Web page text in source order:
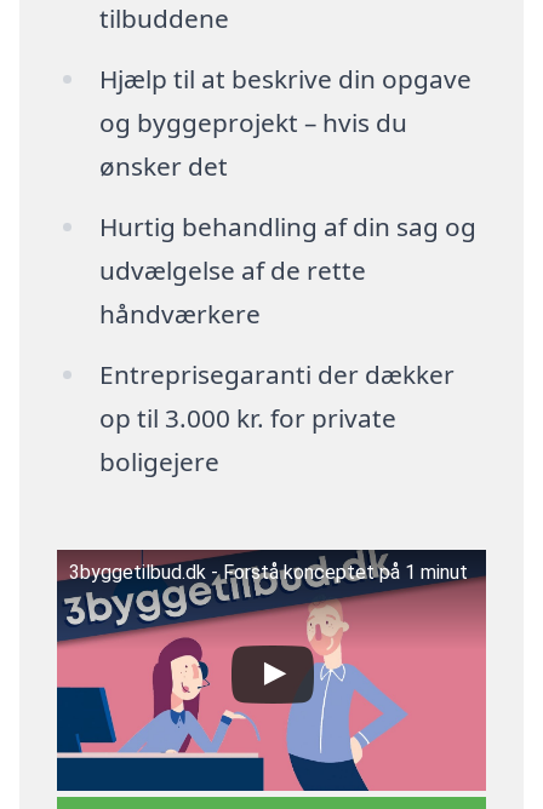
tilbuddene
Hjælp til at beskrive din opgave
og byggeprojekt – hvis du
ønsker det
Hurtig behandling af din sag og
udvælgelse af de rette
håndværkere
Entreprisegaranti der dækker
op til 3.000 kr. for private
boligejere
3byggetilbud.dk - Forstå konceptet på 1 minut